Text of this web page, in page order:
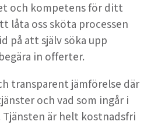
och kompetens för ditt
låta oss sköta processen
på att själv söka upp
in offerter.
transparent jämförelse där
och vad som ingår i
är helt kostnadsfri